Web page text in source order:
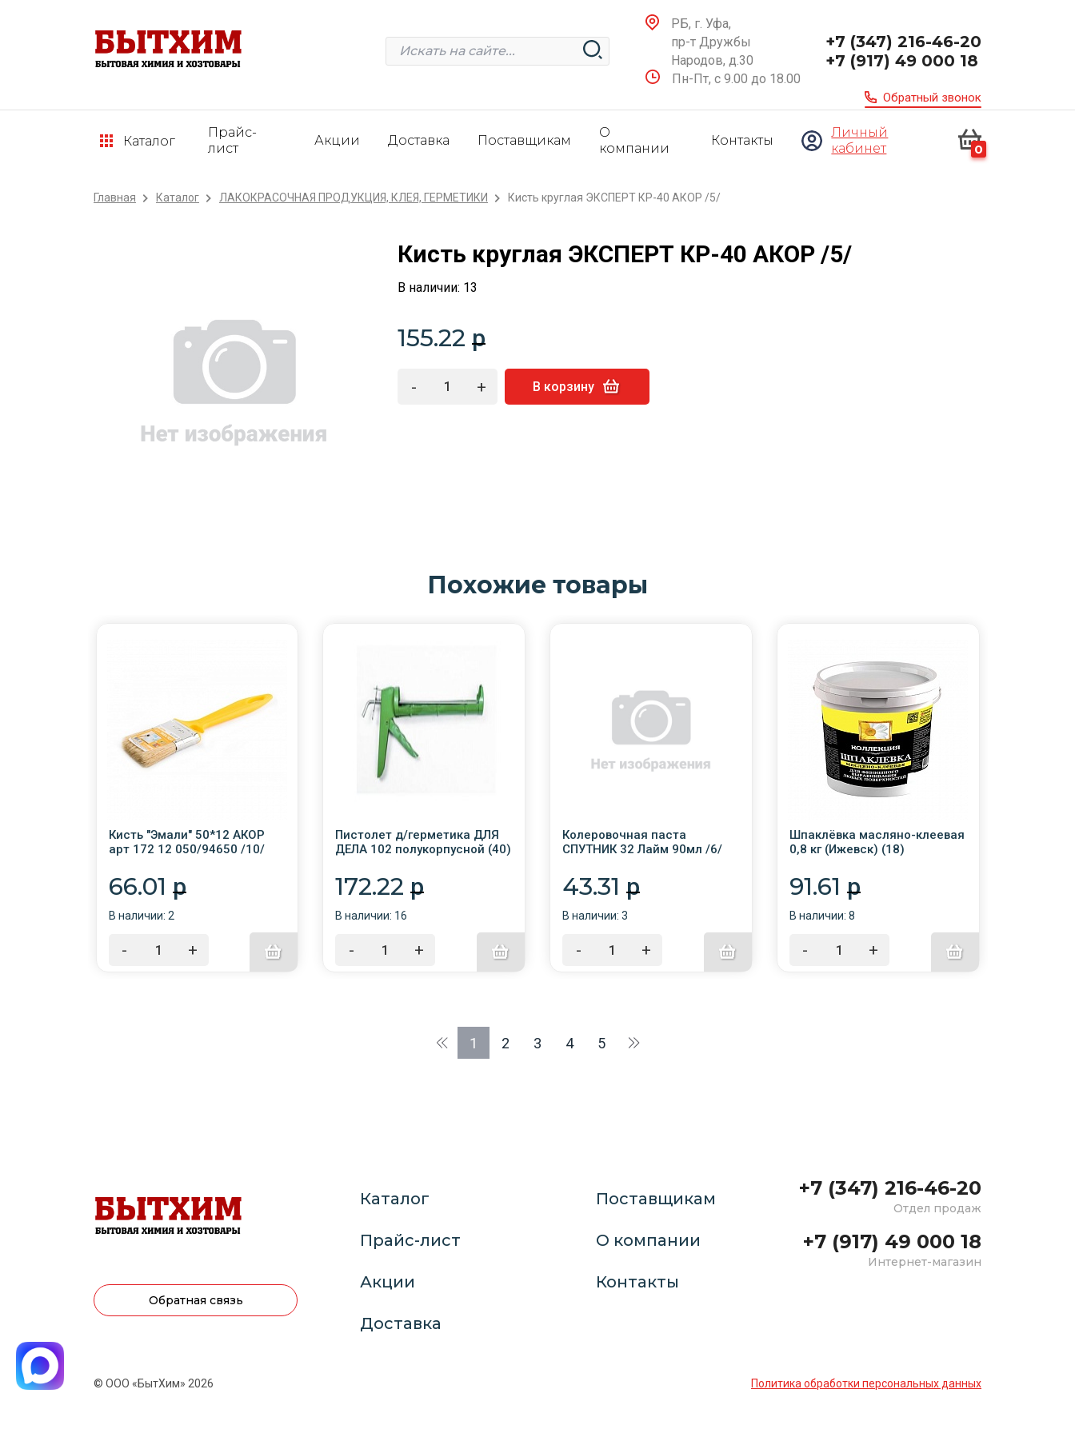
РБ, г. Уфа,
пр-т Дружбы
Народов, д.30
Пн-Пт, с 9.00 до 18.00
+7 (347) 216-46-20
+7 (917) 49 000 18
Обратный звонок
Каталог
Прайс-
лист
Акции Доставка Поставщикам
О
компании
Контакты
Личный
кабинет
0
Главная Каталог ЛАКОКРАСОЧНАЯ ПРОДУКЦИЯ, КЛЕЯ, ГЕРМЕТИКИ Кисть круглая ЭКСПЕРТ КР-40 АКОР /5/
Кисть круглая ЭКСПЕРТ КР-40 АКОР /5/
В наличии: 13
155.22 p
- + В корзину
Похожие товары
Кисть "Эмали" 50*12 АКОР
арт 172 12 050/94650 /10/
66.01 p
В наличии: 2
- +
Пистолет д/герметика ДЛЯ
ДЕЛА 102 полукорпусной (40)
172.22p
В наличии: 16
- +
Колеровочная паста
СПУТНИК 32 Лайм 90мл /6/
43.31 p
В наличии: 3
- +
Шпаклёвка масляно-клеевая
0,8 кг (Ижевск) (18)
91.61 p
В наличии: 8
- +
1 2 3 4 5
Обратная связь
Каталог
Прайс-лист
Акции
Доставка
Поставщикам
О компании
Контакты
+7 (347) 216-46-20
Отдел продаж
+7 (917) 49 000 18
Интернет-магазин
© ООО «БытХим» 2026 Политика обработки персональных данных